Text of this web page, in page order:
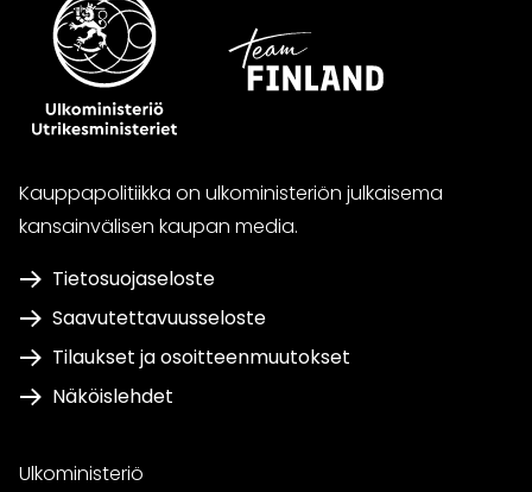
Kauppapolitiikka on ulkoministeriön julkaisema
kansainvälisen kaupan media.
Tietosuojaseloste
Saavutettavuusseloste
Tilaukset ja osoitteenmuutokset
Näköislehdet
Ulkoministeriö